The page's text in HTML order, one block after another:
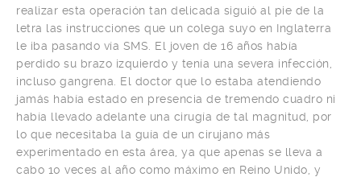
realizar esta operación tan delicada siguió al pie de la
letra las instrucciones que un colega suyo en Inglaterra
le iba pasando vía SMS. El joven de 16 años había
perdido su brazo izquierdo y tenía una severa infección,
incluso gangrena. El doctor que lo estaba atendiendo
jamás había estado en presencia de tremendo cuadro ni
había llevado adelante una cirugía de tal magnitud, por
lo que necesitaba la guía de un cirujano más
experimentado en esta área, ya que apenas se lleva a
cabo 10 veces al año como máximo en Reino Unido, y